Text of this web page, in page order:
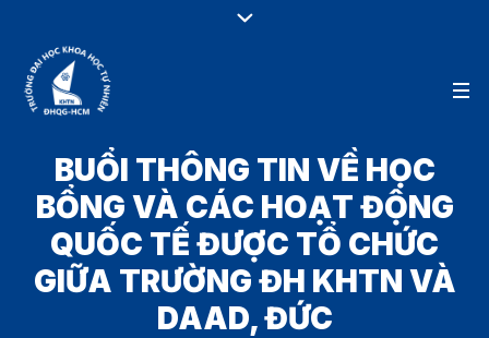
BUỔI THÔNG TIN VỀ HỌC
BỔNG VÀ CÁC HOẠT ĐỘNG
QUỐC TẾ ĐƯỢC TỔ CHỨC
GIỮA TRƯỜNG ĐH KHTN VÀ
DAAD, ĐỨC